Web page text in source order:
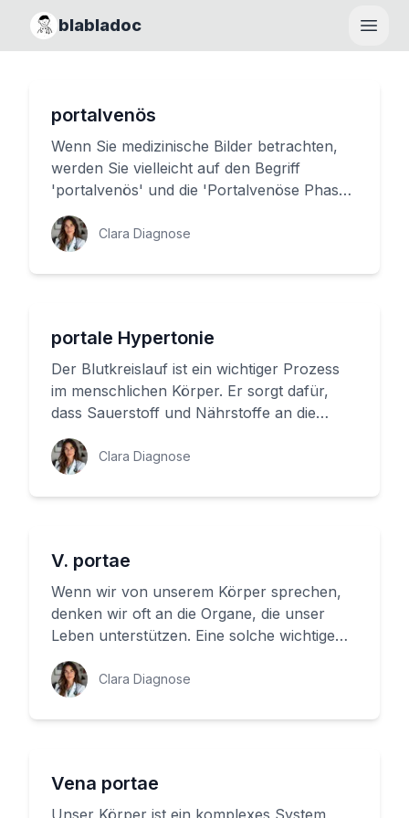
blabladoc
portalvenös
Wenn Sie medizinische Bilder betrachten,
werden Sie vielleicht auf den Begriff
'portalvenös' und die 'Portalvenöse Phase'
gestoßen. Aber was bedeutet ...
Clara Diagnose
portale Hypertonie
Der Blutkreislauf ist ein wichtiger Prozess
im menschlichen Körper. Er sorgt dafür,
dass Sauerstoff und Nährstoffe an die
Organe gelangen. Doch was pa...
Clara Diagnose
V. portae
Wenn wir von unserem Körper sprechen,
denken wir oft an die Organe, die unser
Leben unterstützen. Eine solche wichtige
Rolle spielt die Leber, die uns...
Clara Diagnose
Vena portae
Unser Körper ist ein komplexes System,